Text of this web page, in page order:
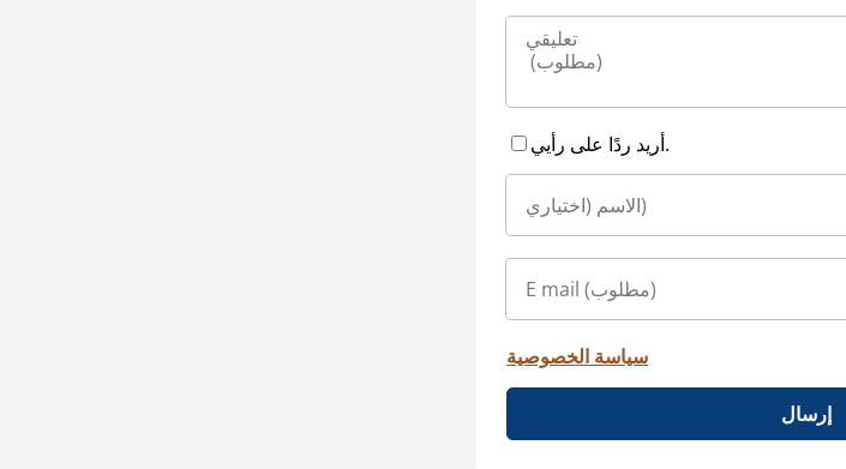
أريد ردًا على رأيي.
سياسة الخصوصية
إرسال